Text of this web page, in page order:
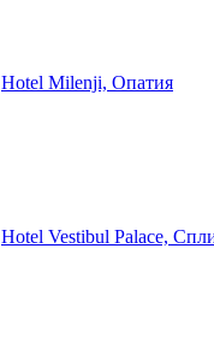
Hotel Milenji, Опатия
Hotel Vestibul Palace,